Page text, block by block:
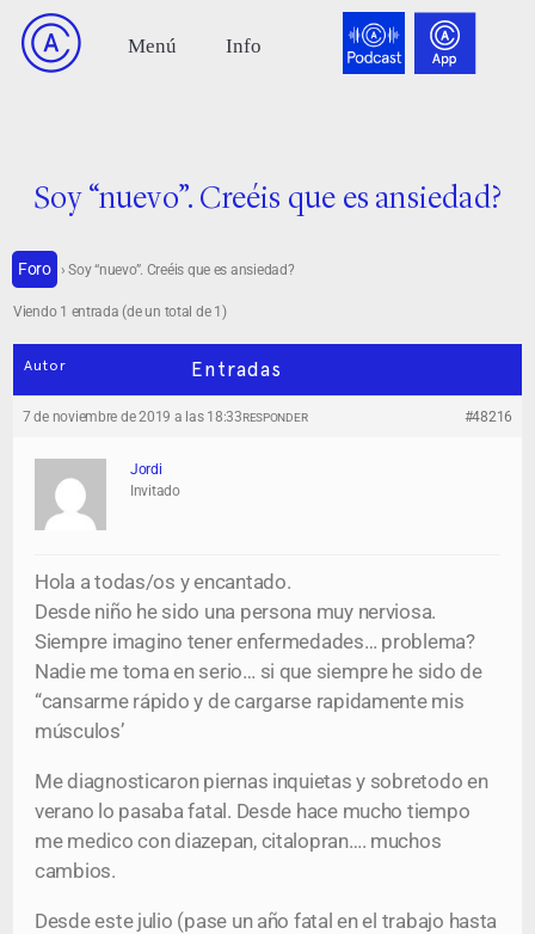
Soy “nuevo”. Creéis que es ansiedad?
Foro › Soy “nuevo”. Creéis que es ansiedad?
Viendo 1 entrada (de un total de 1)
Autor Entradas
7 de noviembre de 2019 a las 18:33 #48216
RESPONDER
Jordi
Invitado
Hola a todas/os y encantado.
Desde niño he sido una persona muy nerviosa.
Siempre imagino tener enfermedades… problema?
Nadie me toma en serio… si que siempre he sido de
“cansarme rápido y de cargarse rapidamente mis
músculos’
Me diagnosticaron piernas inquietas y sobretodo en
verano lo pasaba fatal. Desde hace mucho tiempo
me medico con diazepan, citalopran…. muchos
cambios.
Desde este julio (pase un año fatal en el trabajo hasta